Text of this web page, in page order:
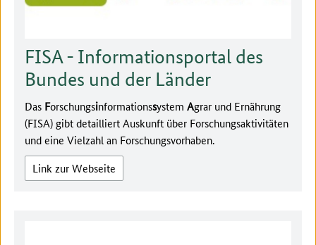
FISA - Informationsportal des
Bundes und der Länder
Das Forschungsinformationssystem Agrar und Ernährung
(FISA) gibt detailliert Auskunft über Forschungsaktivitäten
und eine Vielzahl an Forschungsvorhaben.
Link zur Webseite